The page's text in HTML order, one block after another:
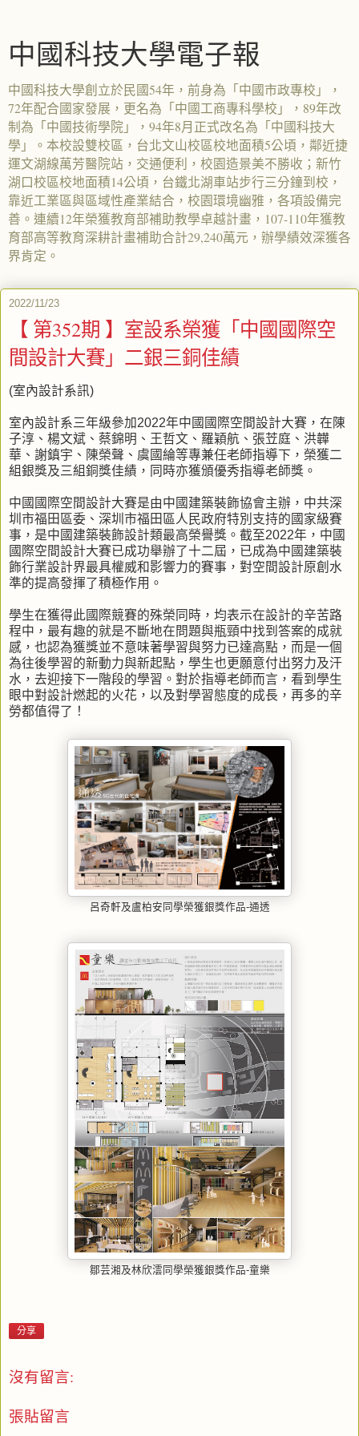
中國科技大學電子報
中國科技大學創立於民國54年，前身為「中國市政專校」，
72年配合國家發展，更名為「中國工商專科學校」，89年改
制為「中國技術學院」，94年8月正式改名為「中國科技大
學」。本校設雙校區，台北文山校區校地面積5公頃，鄰近捷
運文湖線萬芳醫院站，交通便利，校園造景美不勝收；新竹
湖口校區校地面積14公頃，台鐵北湖車站步行三分鐘到校，
靠近工業區與區域性產業結合，校園環境幽雅，各項設備完
善。連續12年榮獲教育部補助教學卓越計畫，107-110年獲教
育部高等教育深耕計畫補助合計29,240萬元，辦學績效深獲各
界肯定。
2022/11/23
【 第352期 】室設系榮獲「中國國際空
間設計大賽」二銀三銅佳績
(室內設計系訊)
室內設計系三年級參加2022年中國國際空間設計大賽，在陳
子淳、楊文斌、蔡錦明、王哲文、羅穎航、張苙庭、洪韡
華、謝鎮宇、陳榮聲、虞國綸等專兼任老師指導下，榮獲二
組銀獎及三組銅獎佳績，同時亦獲頒優秀指導老師獎。
中國國際空間設計大賽是由中國建築裝飾協會主辦，中共深
圳市福田區委、深圳市福田區人民政府特別支持的國家級賽
事，是中國建築裝飾設計類最高榮譽獎。截至2022年，中國
國際空間設計大賽已成功舉辦了十二屆，已成為中國建築裝
飾行業設計界最具權威和影響力的賽事，對空間設計原創水
準的提高發揮了積極作用。
學生在獲得此國際競賽的殊榮同時，均表示在設計的辛苦路
程中，最有趣的就是不斷地在問題與瓶頸中找到答案的成就
感，也認為獲獎並不意味著學習與努力已達高點，而是一個
為往後學習的新動力與新起點，學生也更願意付出努力及汗
水，去迎接下一階段的學習。對於指導老師而言，看到學生
眼中對設計燃起的火花，以及對學習態度的成長，再多的辛
勞都值得了！
呂奇軒及盧柏安同學榮獲銀獎作品-通透
鄒芸湘及林欣澐同學榮獲銀獎作品-童樂
分享
沒有留言:
張貼留言